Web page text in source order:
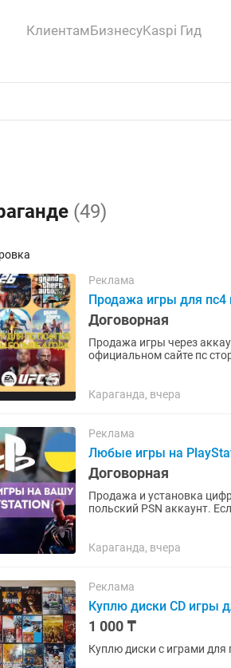
КлиентамБизнесуKaspi Гид
(49)
Реклама
Продажа игры для пс4
Договорная
Продажа игры через аккаунт.
Караганда, вчера
Реклама
Любые игры на
Договорная
Продажа и установка
польский PSN аккаунт. Если аккаунта нет – помогу открыть. Любые игры и подписки по
Караганда, вчера
Реклама
Куплю диски CD игры
1 000 ₸
Куплю диски с играми для